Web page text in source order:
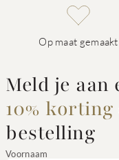
Op maat gemaakt
Meld je aan
10% korting
bestelling
Voornaam